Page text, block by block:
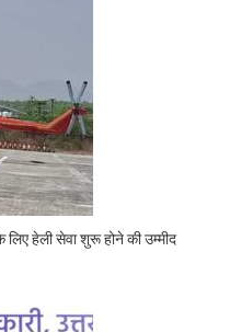
हेली सेवा शुरू होने की उम्मीद